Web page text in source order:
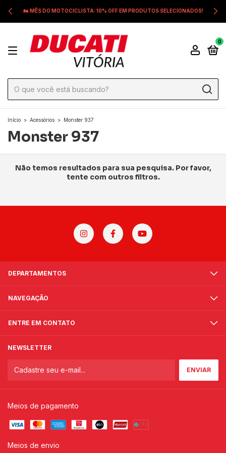
🏍️ MÊS DO MOTOCICLISTA: 10% OFF EM PRODUTOS SELECIONADOS!
0
Início > Acessórios > Monster 937
Monster 937
Não temos resultados para sua pesquisa. Por favor,
tente com outros filtros.
DEPARTAMENTOS
NAVEGAÇÃO
ENTRE EM CONTATO
NEWSLETTER
Meios de pagamento
Meios de envio